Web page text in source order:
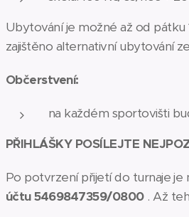
Ubytování je možné až od pátku
zajištěno alternativní ubytování
Občerstvení:
na každém sportovišti
PŘIHLÁŠKY POSÍLEJTE
Po potvrzení přijetí do turnaje
účtu5469847359/0800 . Až